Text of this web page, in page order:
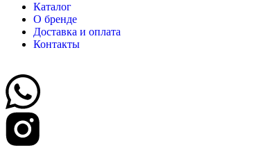
Каталог
О бренде
Доставка и оплата
Контакты